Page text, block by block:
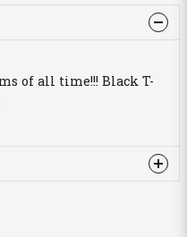
of all time!!! Black T-